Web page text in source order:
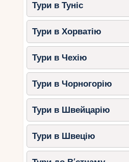
Водні види спорту
У містах Лазурного Берега
серфінгу, каякінгу та
Особливості:
професійні
Порада:
розклад та бронюйте
Пляжі для дітей
Тури в Туніс
Тури в Хорватію
Тури в Чехію
Тури в Чорногорію
Тури в Швейцарію
Тури в Швецію